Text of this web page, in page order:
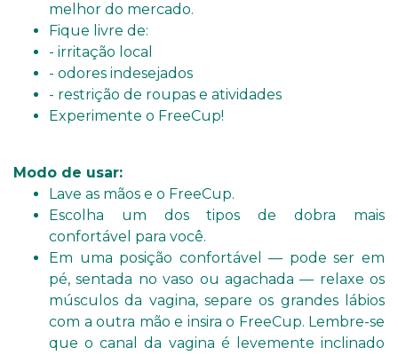
melhor do mercado.
Fique livre de:
- irritação local
- odores indesejados
- restrição de roupas e atividades
Experimente o FreeCup!
Modo de usar:
Lave as mãos e o FreeCup.
Escolha um dos tipos de dobra mais
confortável para você.
Em uma posição confortável — pode ser em
pé, sentada no vaso ou agachada — relaxe os
músculos da vagina, separe os grandes lábios
com a outra mão e insira o FreeCup. Lembre-se
que o canal da vagina é levemente inclinado